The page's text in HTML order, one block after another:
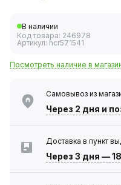
В наличии
Код товара: 246978
Артикул: hcr571541
Посмотреть наличие в
Самовывоз из
Через 2 дня и
Доставка в пункт
Через 3 дня —